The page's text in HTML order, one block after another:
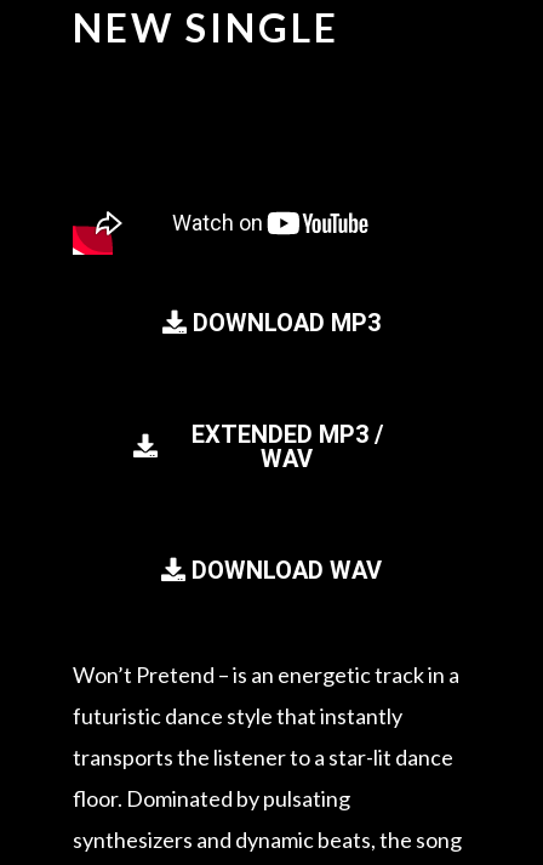
NEW SINGLE
DOWNLOAD MP3
EXTENDED MP3 /
WAV
DOWNLOAD WAV
Won’t Pretend – is an energetic track in a
futuristic dance style that instantly
transports the listener to a star-lit dance
floor. Dominated by pulsating
synthesizers and dynamic beats, the song